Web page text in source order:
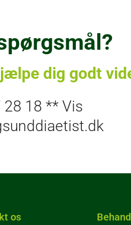
dig godt
28 18 ** Vis
os